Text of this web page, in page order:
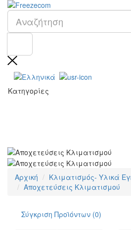
Κατηγορίες
Αρχική
Κλιματισμός- Υλικά
Αποχετεύσεις Κλιματισμού
Σύγκριση Προϊόντων (0)